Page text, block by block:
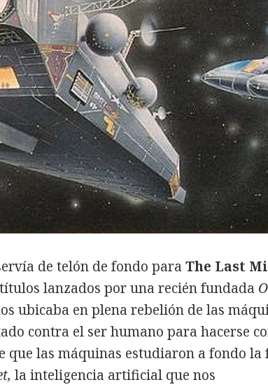
de telón de fondo paraThe Last
lanzados por una recién fundada
ubicaba en plena rebelión de las
contra el ser humano para hacerse
que las máquinas estudiaron a fondo la
la inteligencia artificial que nos